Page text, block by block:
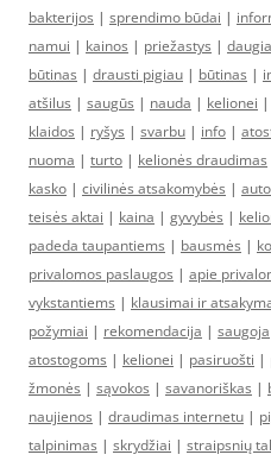
bakterijos | sprendimo būdai |
namui | kainos | priežastys |
būtinas | drausti pigiau | būtinas |
atšilus | saugūs | nauda | kelionei |
klaidos | ryšys | svarbu | info |
nuoma | turto | kelionės draudimas
kasko | civilinės atsakomybės |
teisės aktai | kaina | gyvybės |
padeda taupantiems | bausmės |
privalomos paslaugos | apie
vykstantiems | klausimai ir
požymiai | rekomendacija | saugoja
atostogoms | kelionei | pasiruošti |
žmonės | sąvokos | savanoriškas |
naujienos | draudimas internetu |
talpinimas | skrydžiai | straipsnių